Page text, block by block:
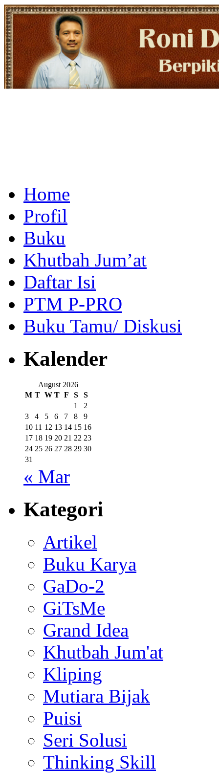
Home
Profil
Buku
Khutbah Jum’at
Daftar Isi
PTM P-PRO
Buku Tamu/ Diskusi
Kalender
August 2026
M T W T F S
S
1
2
3
4 5 6 7 8
9
10 11 12 13 14 15 16
17 18 19 20 21 22 23
24 25 26 27 28 29 30
31
« Mar
Kategori
Artikel
Buku Karya
GaDo-2
GiTsMe
Grand Idea
Khutbah Jum'at
Kliping
Mutiara Bijak
Puisi
Seri Solusi
Thinking Skill